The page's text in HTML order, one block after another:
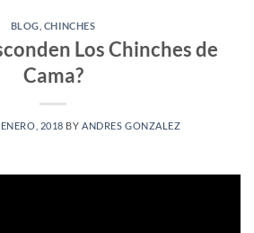
BLOG CHINCHES
Los Chinches de
Cama?
2018 BY ANDRES GONZALEZ